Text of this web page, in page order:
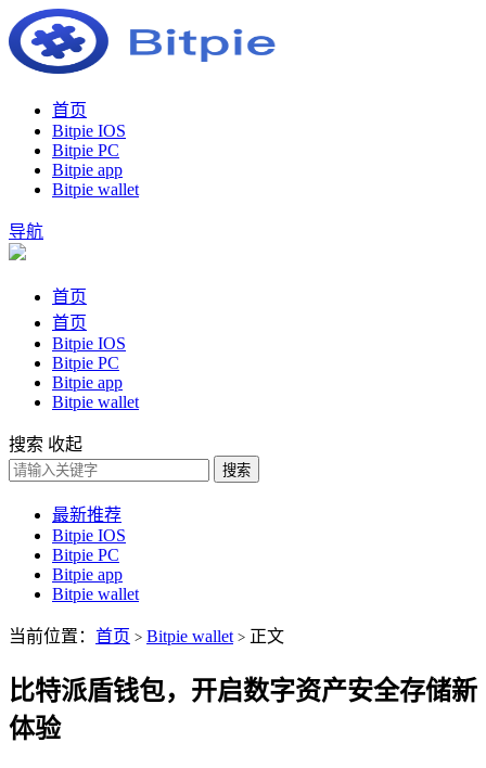
首页
Bitpie IOS
Bitpie PC
Bitpie app
Bitpie wallet
导航
首页
首页
Bitpie IOS
Bitpie PC
Bitpie app
Bitpie wallet
搜索 收起
搜索
最新推荐
Bitpie IOS
Bitpie PC
Bitpie app
Bitpie wallet
当前位置： 首页 > Bitpie wallet > 正文
比特派盾钱包，开启数字资产安全存储新
体验